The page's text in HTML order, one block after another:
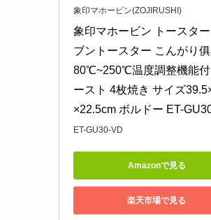
象印マホービン(ZOJIRUSHI)
象印マホービン トースタ
ブントースター こんがり
80℃~250℃温度調整機能付
ースト 4枚焼き サイズ
×22.5cm ボルドー ET-
ET-GU30-VD
Amazonで見る
楽天市場で見る